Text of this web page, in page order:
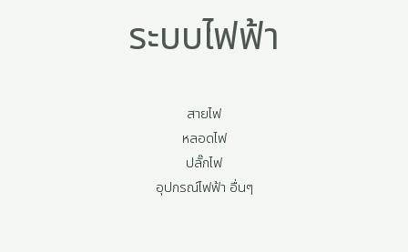
ระบบไฟฟ้า
สายไฟ
หลอดไฟ
ปลั๊กไฟ
อุปกรณ์ไฟฟ้า อื่นๆ